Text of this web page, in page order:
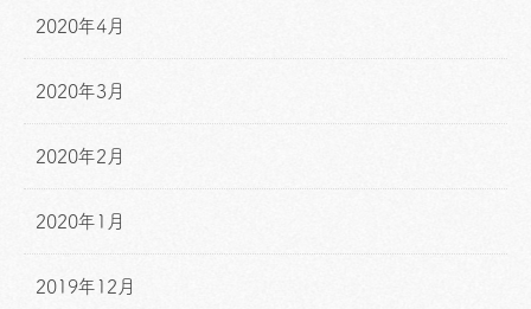
2020年4月
2020年3月
2020年2月
2020年1月
2019年12月